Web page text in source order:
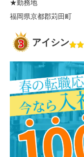
★勤務地
福岡県京都郡苅田町
アイシン